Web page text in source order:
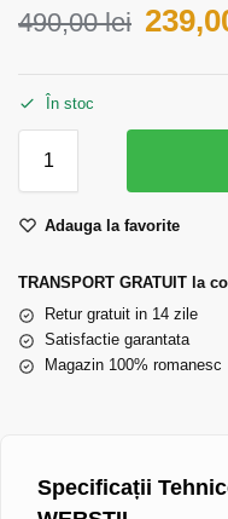
490,00lei
În stoc
Adauga la favorite
TRANSPORT GRATUIT la
Retur gratuit in 14 zile
Satisfactie garantata
Magazin 100% romanesc
Specificații